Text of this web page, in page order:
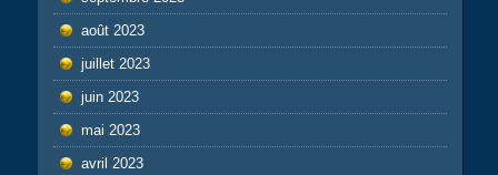
août 2023
juillet 2023
juin 2023
mai 2023
avril 2023